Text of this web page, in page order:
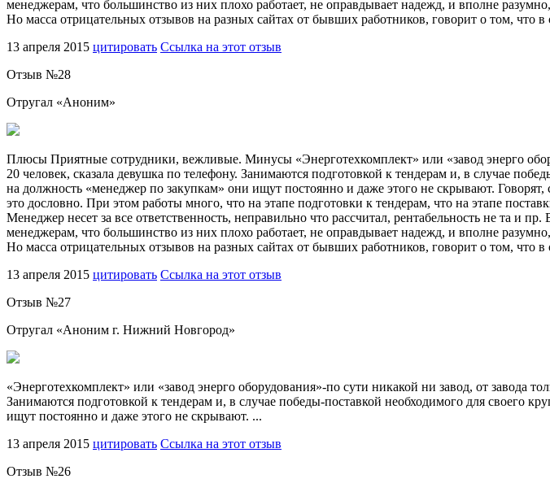
менеджерам, что большинство из них плохо работает, не оправдывает надежд, и вполне
Но масса отрицательных отзывов на разных сайтах от бывших работников, говорит о том, что
13 апреля 2015 цитировать Ссылка на этот отзыв
Отзыв №28
Отругал «Аноним»
Плюсы Приятные сотрудники, вежливые. Минусы «Энерготехкомплект» или «завод энерго
20 человек, сказала девушка по телефону. Занимаются подготовкой к тендерам и, в случае
на должность «менеджер по закупкам» они ищут постоянно и даже этого не скрывают.
это дословно. При этом работы много, что на этапе подготовки к тендерам, что на этапе
Менеджер несет за все ответственность, неправильно что рассчитал, рентабельность не та и
менеджерам, что большинство из них плохо работает, не оправдывает надежд, и вполне
Но масса отрицательных отзывов на разных сайтах от бывших работников, говорит о том, что
13 апреля 2015 цитировать Ссылка на этот отзыв
Отзыв №27
Отругал «Аноним г. Нижний Новгород»
«Энерготехкомплект» или «завод энерго оборудования»-по сути никакой ни завод, от завода
Занимаются подготовкой к тендерам и, в случае победы-поставкой необходимого для своего
ищут постоянно и даже этого не скрывают. ...
13 апреля 2015 цитировать Ссылка на этот отзыв
Отзыв №26